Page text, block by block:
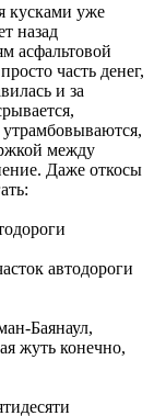
кусками уже
назад
асфальтовой
часть денег,
и за
между
Даже откосы
автодороги
Баянаул,
жуть конечно,